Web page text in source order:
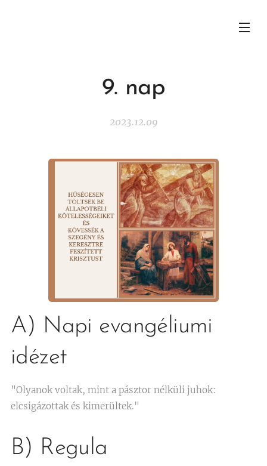
9. nap
2023.12.09
A) Napi evangéliumi
idézet
"Olyanok voltak, mint a pásztor nélküli juhok:
elcsigázottak és kimerültek."
B) Regula